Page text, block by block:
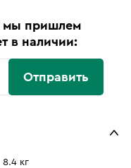
мы пришлем
в наличии:
Отправить
8.4 кг